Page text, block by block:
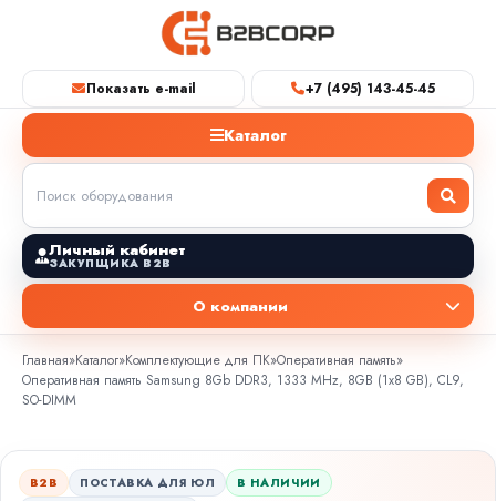
Показать e-mail +7 (495) 143-45-45
Каталог
Личный кабинет
ЗАКУПЩИКА B2B
О компании
Главная»Каталог»Комплектующие для ПК»Оперативная память»
Оперативная память Samsung 8Gb DDR3, 1333 MHz, 8GB (1x8 GB), CL9,
SO-DIMM
B2B ПОСТАВКА ДЛЯ ЮЛ
В НАЛИЧИИ